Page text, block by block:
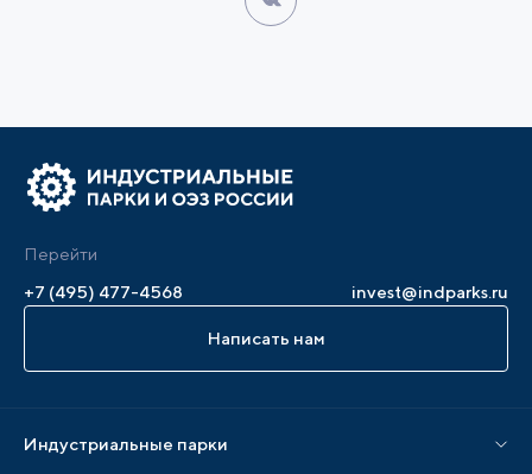
Перейти
+7 (495) 477-4568
invest@indparks.ru
Написать нам
Индустриальные парки